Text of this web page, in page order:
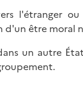
l'étranger
être moral
un autre